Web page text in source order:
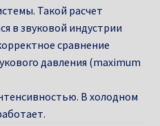
Такой расчет
в звуковой индустрии
сравнение
давления (maximum
В холодном